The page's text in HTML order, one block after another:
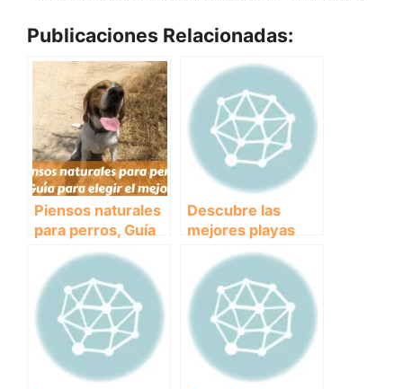
Publicaciones Relacionadas:
Piensos naturales
para perros, Guía
para elegir el
mejor
Descubre las
mejores playas
para ir con tu
perro en Asturias
y disfrutar del
verano juntos.